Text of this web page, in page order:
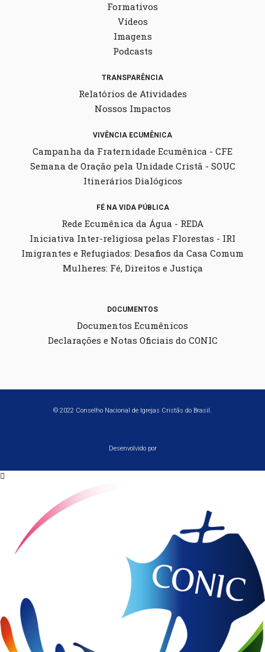
Formativos
Vídeos
Imagens
Podcasts
TRANSPARÊNCIA
Relatórios de Atividades
Nossos Impactos
VIVÊNCIA ECUMÊNICA
Campanha da Fraternidade Ecumênica - CFE
Semana de Oração pela Unidade Cristã - SOUC
Itinerários Dialógicos
FÉ NA VIDA PÚBLICA
Rede Ecumênica da Água - REDA
Iniciativa Inter-religiosa pelas Florestas - IRI
Imigrantes e Refugiados: Desafios da Casa Comum
Mulheres: Fé, Direitos e Justiça
DOCUMENTOS
Documentos Ecumênicos
Declarações e Notas Oficiais do CONIC
© 2022 Conselho Nacional de Igrejas Cristãs do Brasil.
Desenvolvido por